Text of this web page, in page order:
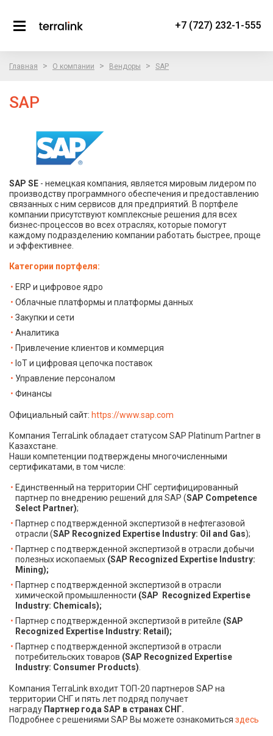
+7 (727) 232-1-555
Главная > О компании > Вендоры > SAP
SAP
SAP SE - немецкая компания, является мировым лидером по
производству программного обеспечения и предоставлению
связанных с ним сервисов для предприятий. В портфеле
компании присутствуют комплексные решения для всех
бизнес-процессов во всех отраслях, которые помогут
каждому подразделению компании работать быстрее, проще
и эффективнее.
Категории портфеля:
ERP и цифровое ядро
Облачные платформы и платформы данных
Закупки и сети
Аналитика
Привлечение клиентов и коммерция
IoT и цифровая цепочка поставок
Управление персоналом
Финансы
Официальный сайт: https://www.sap.com
Компания TerraLink обладает статусом SAP Platinum Partner в
Казахстане.
Наши компетенции подтверждены многочисленными
сертификатами, в том числе:
Единственный на территории СНГ сертифицированный
партнер по внедрению решений для SAP (SAP Competence
Select Partner);
Партнер с подтвержденной экспертизой в нефтегазовой
отрасли (SAP Recognized Expertise Industry: Oil and Gas);
Партнер с подтвержденной экспертизой в отрасли добычи
полезных ископаемых (SAP Recognized Expertise Industry:
Mining);
Партнер с подтвержденной экспертизой в отрасли
химической промышленности (SAP Recognized Expertise
Industry: Chemicals);
Партнер с подтвержденной экспертизой в ритейле (SAP
Recognized Expertise Industry: Retail);
Партнер с подтвержденной экспертизой в отрасли
потребительских товаров (SAP Recognized Expertise
Industry: Consumer Products)
Компания TerraLink входит ТОП-20 партнеров SAP на
территории СНГ и пять лет подряд получает
награду Партнер года SAP в странах СНГ.
Подробнее с решениями SAP Вы можете ознакомиться здесь